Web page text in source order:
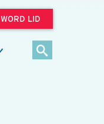
WORD LID